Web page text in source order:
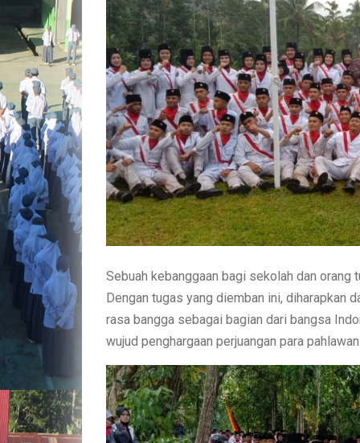
Sebuah kebanggaan bagi sekolah dan
Dengan tugas yang diemban ini, diharapkan
rasa bangga sebagai bagian dari bangsa
wujud penghargaan perjuangan para